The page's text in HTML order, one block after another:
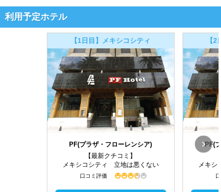
利用予定ホテル
【1日目】メキシコシティ
PF(プラザ・フローレンシア)
【最新クチコミ】
メキシコシティ 立地は悪くない
口コミ評価
【
PF(
メキシ